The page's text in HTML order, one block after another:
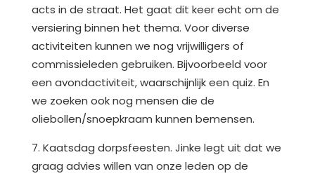
acts in de straat. Het gaat dit keer echt om de
versiering binnen het thema. Voor diverse
activiteiten kunnen we nog vrijwilligers of
commissieleden gebruiken. Bijvoorbeeld voor
een avondactiviteit, waarschijnlijk een quiz. En
we zoeken ook nog mensen die de
oliebollen/snoepkraam kunnen bemensen.
7. Kaatsdag dorpsfeesten. Jinke legt uit dat we
graag advies willen van onze leden op de